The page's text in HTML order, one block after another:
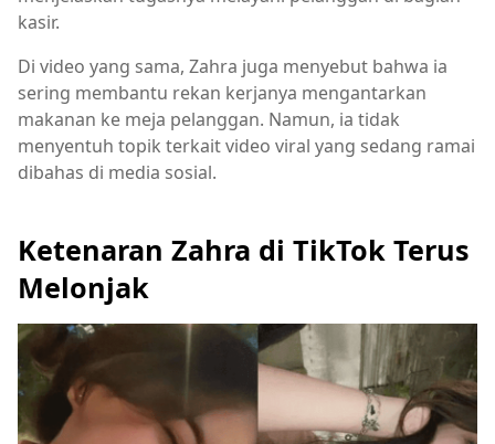
kasir.
Di video yang sama, Zahra juga menyebut bahwa ia
sering membantu rekan kerjanya mengantarkan
makanan ke meja pelanggan. Namun, ia tidak
menyentuh topik terkait video viral yang sedang ramai
dibahas di media sosial.
Ketenaran Zahra di TikTok Terus
Melonjak